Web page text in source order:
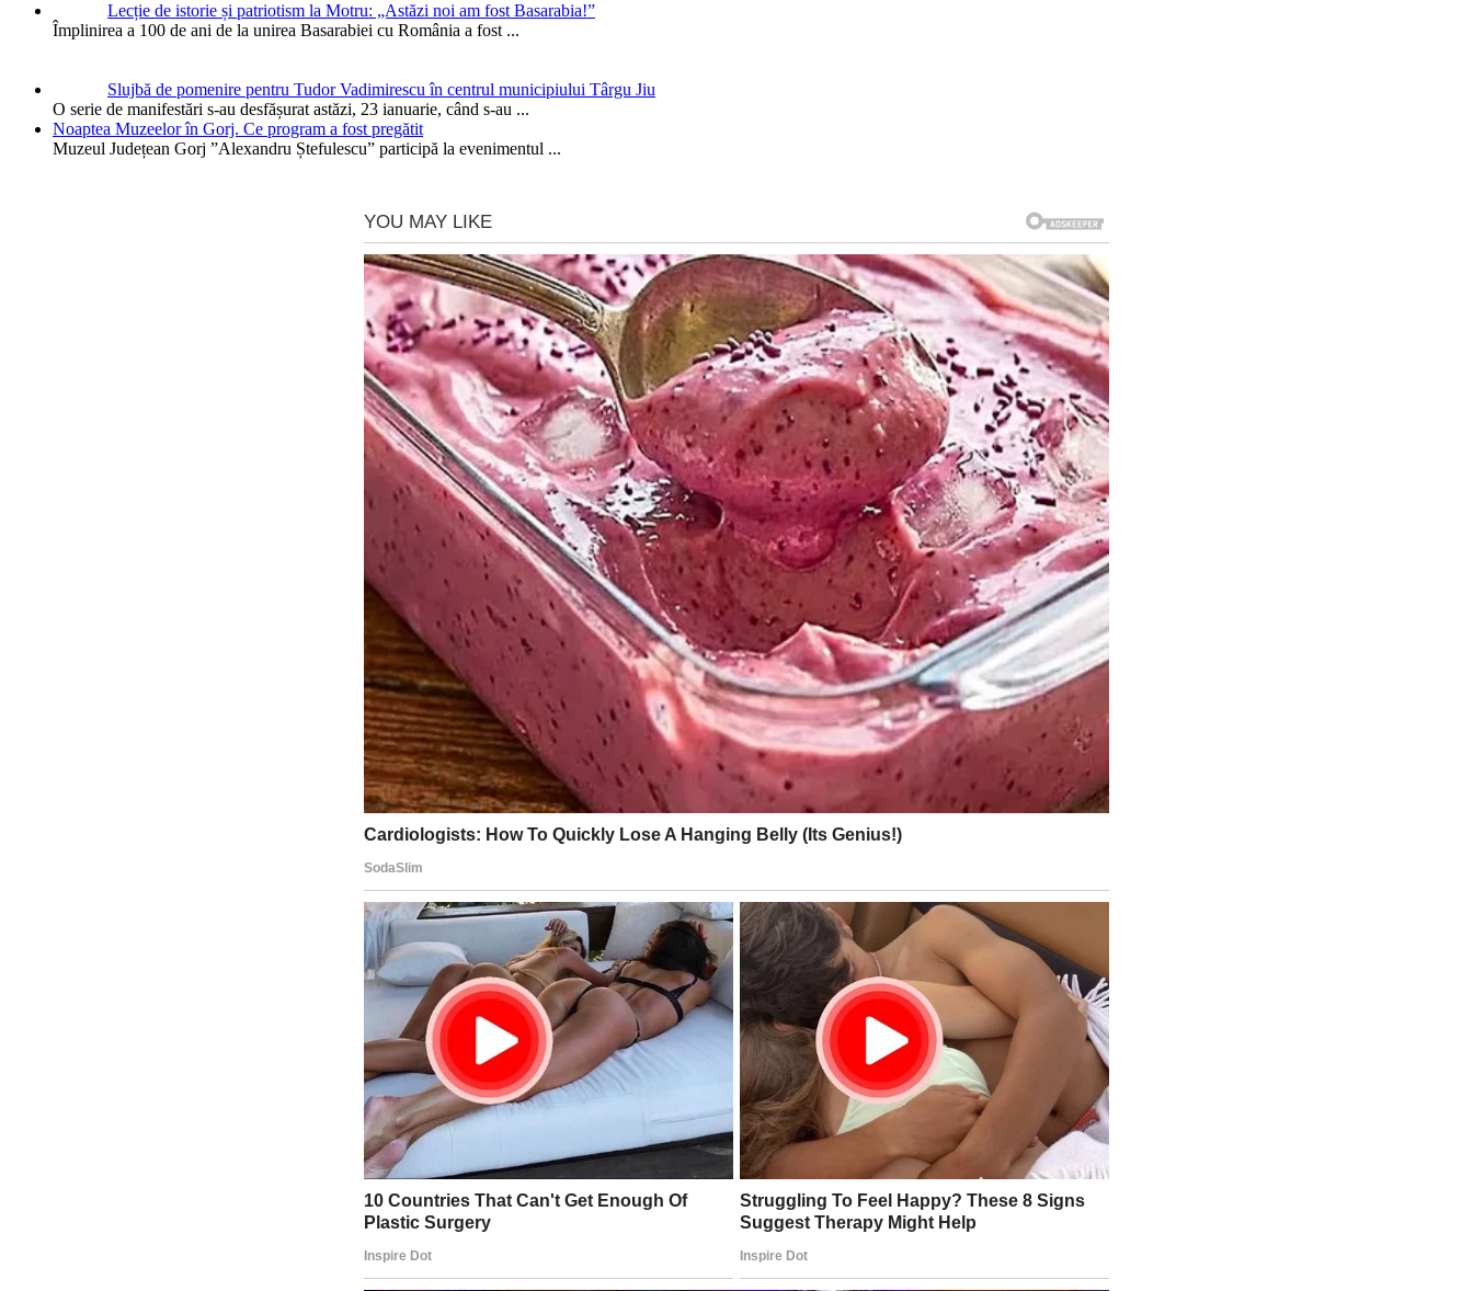
Lecție de istorie și patriotism la Motru: „Astăzi noi am fost Basarabia!”
Împlinirea a 100 de ani de la unirea Basarabiei cu România a fost ...
Slujbă de pomenire pentru Tudor Vadimirescu în centrul municipiului Târgu Jiu
O serie de manifestări s-au desfășurat astăzi, 23 ianuarie, când s-au ...
Noaptea Muzeelor în Gorj. Ce program a fost pregătit
Muzeul Județean Gorj ”Alexandru Ștefulescu” participă la evenimentul ...